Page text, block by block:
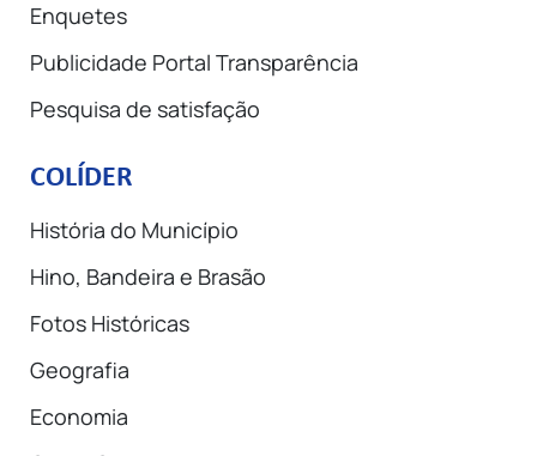
Enquetes
Publicidade Portal Transparência
Pesquisa de satisfação
COLÍDER
História do Município
Hino, Bandeira e Brasão
Fotos Históricas
Geografia
Economia